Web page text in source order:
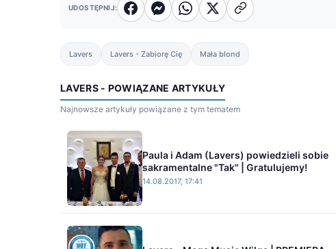
UDOSTĘPNIJ:
Lavers Lavers - Zabiorę Cię Mała blond
LAVERS - POWIĄZANE ARTYKUŁY
Najnowsze artykuły powiązane z tym tematem
Paula i Adam (Lavers) powiedzieli sobie
sakramentalne "Tak" | Gratulujemy!
14.08.2017, 17:41